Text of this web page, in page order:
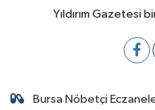
Yıldırım Gazetesi
Bursa Nöbetçi